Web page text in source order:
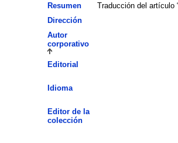
Resumen
Traducción del artículo
Dirección
Autor
corporativo
Editorial
Idioma
Editor de la
colección